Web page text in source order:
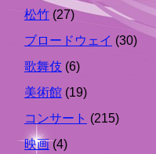
松竹 (27)
ブロードウェイ (30)
歌舞伎 (6)
美術館 (19)
コンサート (215)
映画(4)